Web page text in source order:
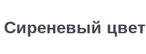
Сиреневый цвет